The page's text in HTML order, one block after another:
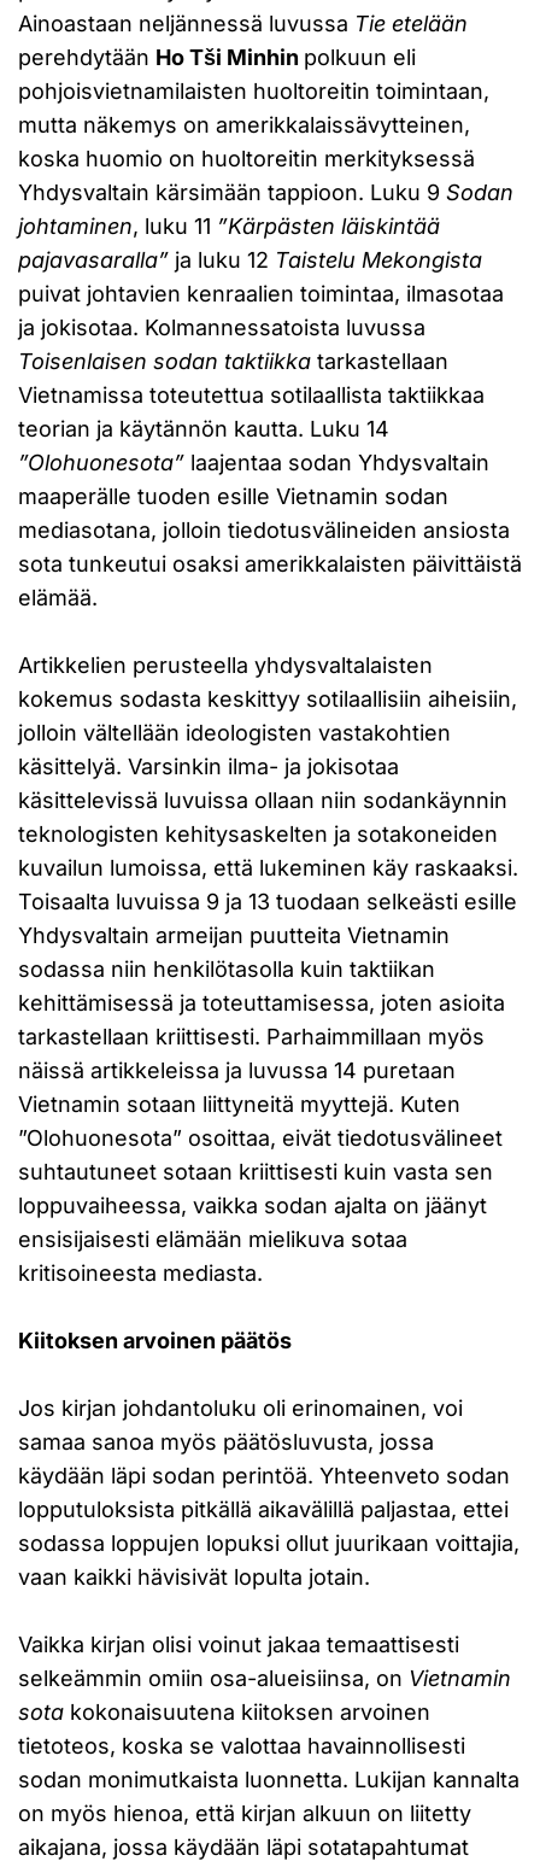
Ainoastaan neljännessä luvussa Tie etelään
perehdytään Ho Tši Minhin polkuun eli
pohjoisvietnamilaisten huoltoreitin toimintaan,
mutta näkemys on amerikkalaissävytteinen,
koska huomio on huoltoreitin merkityksessä
Yhdysvaltain kärsimään tappioon. Luku 9 Sodan
johtaminen, luku 11 ”Kärpästen läiskintää
pajavasaralla” ja luku 12 Taistelu Mekongista
puivat johtavien kenraalien toimintaa, ilmasotaa
ja jokisotaa. Kolmannessatoista luvussa
Toisenlaisen sodan taktiikka tarkastellaan
Vietnamissa toteutettua sotilaallista taktiikkaa
teorian ja käytännön kautta. Luku 14
”Olohuonesota” laajentaa sodan Yhdysvaltain
maaperälle tuoden esille Vietnamin sodan
mediasotana, jolloin tiedotusvälineiden ansiosta
sota tunkeutui osaksi amerikkalaisten päivittäistä
elämää.
Artikkelien perusteella yhdysvaltalaisten
kokemus sodasta keskittyy sotilaallisiin aiheisiin,
jolloin vältellään ideologisten vastakohtien
käsittelyä. Varsinkin ilma- ja jokisotaa
käsittelevissä luvuissa ollaan niin sodankäynnin
teknologisten kehitysaskelten ja sotakoneiden
kuvailun lumoissa, että lukeminen käy raskaaksi.
Toisaalta luvuissa 9 ja 13 tuodaan selkeästi esille
Yhdysvaltain armeijan puutteita Vietnamin
sodassa niin henkilötasolla kuin taktiikan
kehittämisessä ja toteuttamisessa, joten asioita
tarkastellaan kriittisesti. Parhaimmillaan myös
näissä artikkeleissa ja luvussa 14 puretaan
Vietnamin sotaan liittyneitä myyttejä. Kuten
”Olohuonesota” osoittaa, eivät tiedotusvälineet
suhtautuneet sotaan kriittisesti kuin vasta sen
loppuvaiheessa, vaikka sodan ajalta on jäänyt
ensisijaisesti elämään mielikuva sotaa
kritisoineesta mediasta.
Kiitoksen arvoinen päätös
Jos kirjan johdantoluku oli erinomainen, voi
samaa sanoa myös päätösluvusta, jossa
käydään läpi sodan perintöä. Yhteenveto sodan
lopputuloksista pitkällä aikavälillä paljastaa, ettei
sodassa loppujen lopuksi ollut juurikaan voittajia,
vaan kaikki hävisivät lopulta jotain.
Vaikka kirjan olisi voinut jakaa temaattisesti
selkeämmin omiin osa-alueisiinsa, on Vietnamin
sota kokonaisuutena kiitoksen arvoinen
tietoteos, koska se valottaa havainnollisesti
sodan monimutkaista luonnetta. Lukijan kannalta
on myös hienoa, että kirjan alkuun on liitetty
aikajana, jossa käydään läpi sotatapahtumat